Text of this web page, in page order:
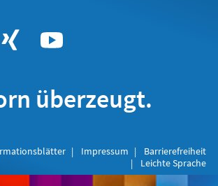
überzeugt.
Impressum
Barrierefreiheit
Leichte Sprache